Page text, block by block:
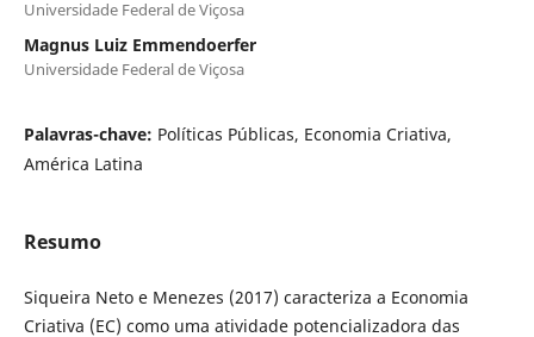
Universidade Federal de Viçosa
Magnus Luiz Emmendoerfer
Universidade Federal de Viçosa
Palavras-chave: Políticas Públicas, Economia Criativa,
América Latina
Resumo
Siqueira Neto e Menezes (2017) caracteriza a Economia
Criativa (EC) como uma atividade potencializadora das